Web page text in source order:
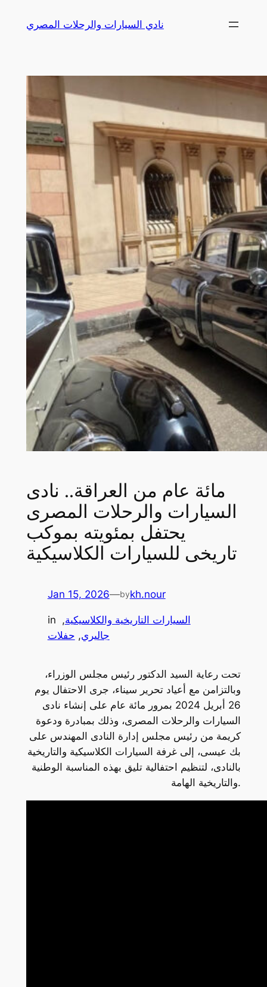
نادي السيارات والرحلات المصري
مائة عام من العراقة.. نادى
السيارات والرحلات المصرى
يحتفل بمئويته بموكب
تاريخى للسيارات الكلاسيكية
Jan 15, 2026—bykh.nour
in السيارات التاريخية والكلاسيكية,
جاليري, حفلات
تحت رعاية السيد الدكتور رئيس مجلس الوزراء،
وبالتزامن مع أعياد تحرير سيناء، جرى الاحتفال يوم
26 أبريل 2024 بمرور مائة عام على إنشاء نادى
السيارات والرحلات المصرى، وذلك بمبادرة ودعوة
كريمة من رئيس مجلس إدارة النادى المهندس على
بك عيسى، إلى غرفة السيارات الكلاسيكية والتاريخية
بالنادى، لتنظيم احتفالية تليق بهذه المناسبة الوطنية
والتاريخية الهامة.